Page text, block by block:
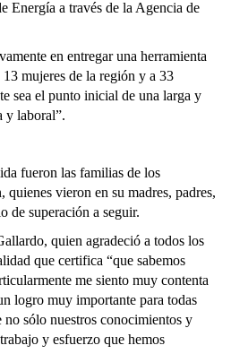
Energía a través de la Agencia de
en entregar una herramienta
mujeres de la región y a 33
sea el punto inicial de una larga y
y laboral”.
fueron las familias de los
quienes vieron en su madres, padres,
de superación a seguir.
quien agradeció a todos los
que certifica “que sabemos
me siento muy contenta
logro muy importante para todas
no sólo nuestros conocimientos y
y esfuerzo que hemos